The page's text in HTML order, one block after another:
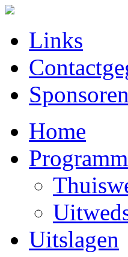
Links
Sponsoren
Home
Uitslagen